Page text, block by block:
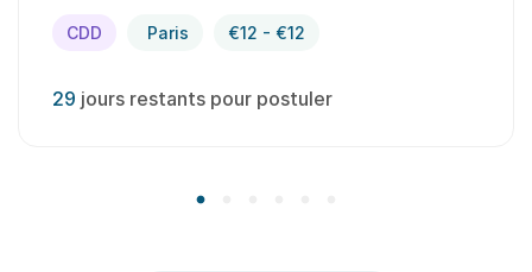
€12 - €12
pour postuler